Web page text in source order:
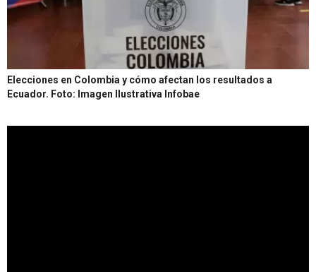
Elecciones en Colombia y cómo afectan los resultados a
Ecuador. Foto: Imagen Ilustrativa Infobae